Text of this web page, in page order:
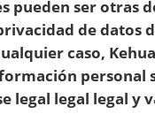
pueden ser otras
de datos
caso,
personal
legal legal legal y